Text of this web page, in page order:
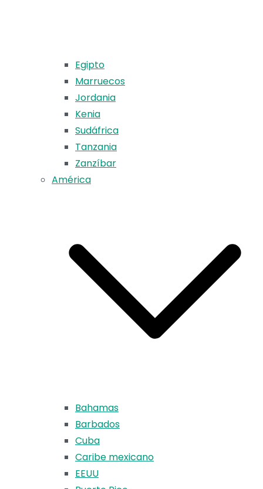
Egipto
Marruecos
Jordania
Kenia
Sudáfrica
Tanzania
Zanzíbar
América
Bahamas
Barbados
Cuba
Caribe mexicano
EEUU